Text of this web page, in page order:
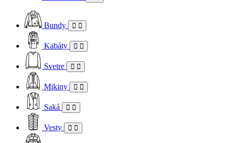
Bundy
Kabáty
Svetre
Mikiny
Saká
Vesty